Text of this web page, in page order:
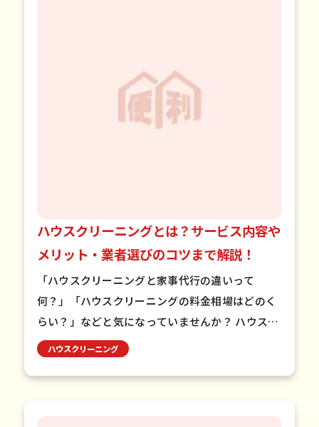
ハウスクリーニングとは？サービス内容や
メリット・業者選びのコツまで解説！
「ハウスクリーニングと家事代行の違いって
何？」「ハウスクリーニングの料金相場はどのく
らい？」などと気になっていませんか？ ハウスク
リーニングは、プロの専門技術と専用機材を使用
ハウスクリーニング